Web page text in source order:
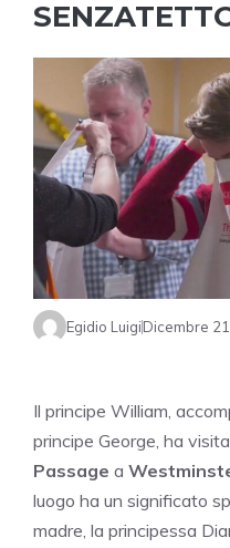
Egidio LuigiDicembre
Il principe William,
principe George, ha
Passage a
luogo ha un significato
madre, la principessa